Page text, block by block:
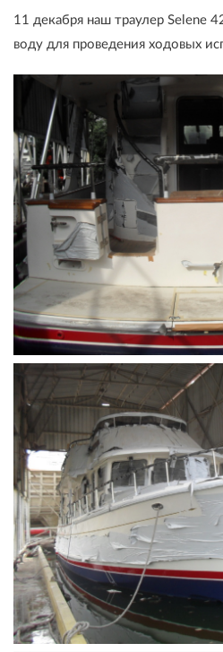
11 декабря наш траулер Selene
воду для проведения ходовых